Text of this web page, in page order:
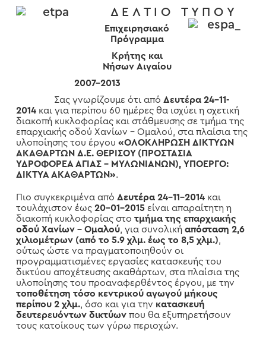
Δ Ε Λ Τ Ι Ο Τ Υ Π Ο Υ
Επιχειρησιακό
Πρόγραμμα
Κρήτης και
Νήσων Αιγαίου
2007-2013
Σας γνωρίζουμε ότι από Δευτέρα 24-11-
2014και για περίπου 60 ημέρες θα ισχύει η σχετική
διακοπή κυκλοφορίας και στάθμευσης σε τμήμα της
επαρχιακής οδού Χανίων – Ομαλού, στα πλαίσια της
υλοποίησης του έργου «ΟΛΟΚΛΗΡΩΣΗ ΔΙΚΤΥΩΝ
ΑΚΑΘΑΡΤΩΝ Δ.Ε. ΘΕΡΙΣΟΥ (ΠΡΟΣΤΑΣΙΑ
ΥΔΡΟΦΟΡΕΑ ΑΓΙΑΣ – ΜΥΛΩΝΙΑΝΩΝ), ΥΠΟΕΡΓΟ:
ΔΙΚΤΥΑ ΑΚΑΘΑΡΤΩΝ».
Πιο συγκεκριμένα από Δευτέρα 24-11-2014και
τουλάχιστον έως 20-01-2015είναι απαραίτητη η
διακοπή κυκλοφορίας στο τμήμα της επαρχιακής
οδού Χανίων – Ομαλού, για συνολική απόσταση 2,6
χιλιομέτρων (από το 5.9 χλμ. έως το 8,5 χλμ.),
ούτως ώστε να πραγματοποιηθούν οι
προγραμματισμένες εργασίες κατασκευής του
δικτύου αποχέτευσης ακαθάρτων, στα πλαίσια της
υλοποίησης του προαναφερθέντος έργου, με την
τοποθέτηση τόσο κεντρικού αγωγού μήκους
περίπου 2 χλμ., όσο και για την κατασκευή
δευτερευόντων δικτύωνπου θα εξυπηρετήσουν
τους κατοίκους των γύρω περιοχών.